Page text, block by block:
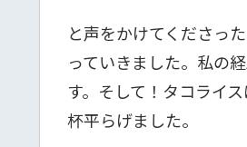
と声をかけてくださっ
っていきました。私の
す。そして！タコライ
杯平らげました。